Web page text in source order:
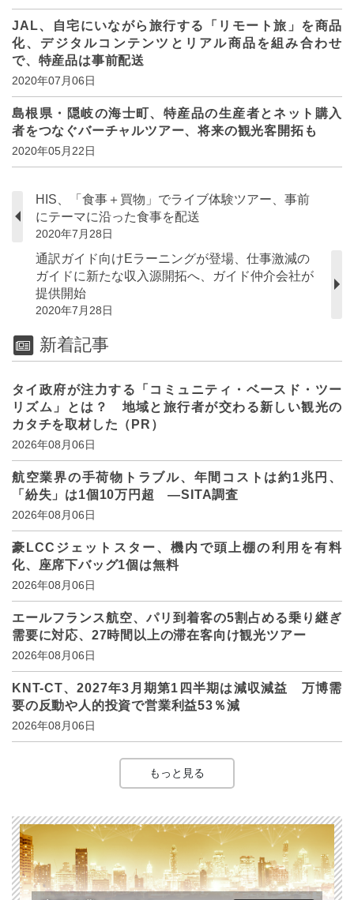
JAL、自宅にいながら旅行する「リモート旅」を商品
化、デジタルコンテンツとリアル商品を組み合わせ
で、特産品は事前配送
2020年07月06日
島根県・隠岐の海士町、特産品の生産者とネット購入
者をつなぐバーチャルツアー、将来の観光客開拓も
2020年05月22日
HIS、「食事＋買物」でライブ体験ツアー、事前
にテーマに沿った食事を配送
2020年7月28日
通訳ガイド向けEラーニングが登場、仕事激減の
ガイドに新たな収入源開拓へ、ガイド仲介会社が
提供開始
2020年7月28日
新着記事
タイ政府が注力する「コミュニティ・ベースド・ツー
リズム」とは？ 地域と旅行者が交わる新しい観光の
カタチを取材した（PR）
2026年08月06日
航空業界の手荷物トラブル、年間コストは約1兆円、
「紛失」は1個10万円超 ―SITA調査
2026年08月06日
豪LCCジェットスター、機内で頭上棚の利用を有料
化、座席下バッグ1個は無料
2026年08月06日
エールフランス航空、パリ到着客の5割占める乗り継ぎ
需要に対応、27時間以上の滞在客向け観光ツアー
2026年08月06日
KNT-CT、2027年3月期第1四半期は減収減益 万博需
要の反動や人的投資で営業利益53％減
2026年08月06日
もっと見る